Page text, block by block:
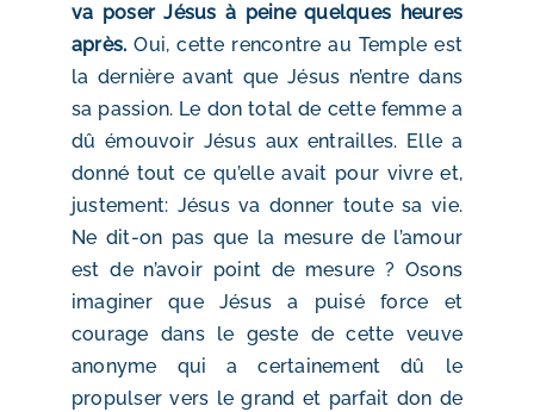
va poser Jésus à peine quelques heures
après. Oui, cette rencontre au Temple est
la dernière avant que Jésus n’entre dans
sa passion. Le don total de cette femme a
dû émouvoir Jésus aux entrailles. Elle a
donné tout ce qu’elle avait pour vivre et,
justement: Jésus va donner toute sa vie.
Ne dit-on pas que la mesure de l’amour
est de n’avoir point de mesure ? Osons
imaginer que Jésus a puisé force et
courage dans le geste de cette veuve
anonyme qui a certainement dû le
propulser vers le grand et parfait don de